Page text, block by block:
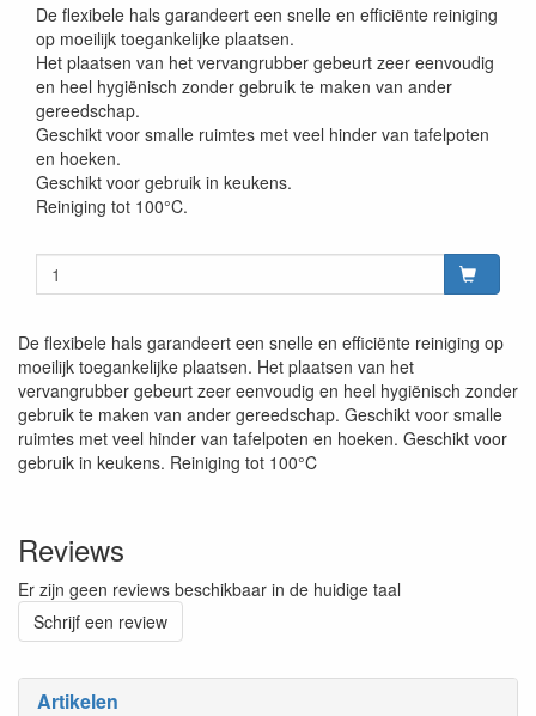
Artikelen
De flexibele hals garandeert een snelle en efficiënte reiniging
op moeilijk toegankelijke plaatsen.
Het plaatsen van het vervangrubber gebeurt zeer eenvoudig
en heel hygiënisch zonder gebruik te maken van ander
gereedschap.
Geschikt voor smalle ruimtes met veel hinder van tafelpoten
en hoeken.
Geschikt voor gebruik in keukens.
Reiniging tot 100°C.
De flexibele hals garandeert een snelle en efficiënte reiniging op
moeilijk toegankelijke plaatsen. Het plaatsen van het
vervangrubber gebeurt zeer eenvoudig en heel hygiënisch zonder
gebruik te maken van ander gereedschap. Geschikt voor smalle
ruimtes met veel hinder van tafelpoten en hoeken. Geschikt voor
gebruik in keukens. Reiniging tot 100°C
Reviews
Er zijn geen reviews beschikbaar in de huidige taal
Schrijf een review